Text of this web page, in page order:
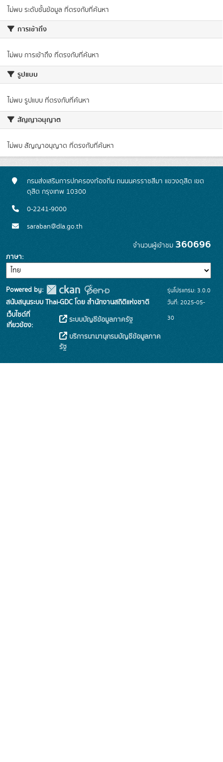
ไม่พบ ระดับชั้นข้อมูล ที่ตรงกับที่ค้นหา
การเข้าถึง
ไม่พบ การเข้าถึง ที่ตรงกับที่ค้นหา
รูปแบบ
ไม่พบ รูปแบบ ที่ตรงกับที่ค้นหา
สัญญาอนุญาต
ไม่พบ สัญญาอนุญาต ที่ตรงกับที่ค้นหา
กรมส่งเสริมการปกครองท้องถิ่น ถนนนครราชสีมา แขวงดุสิต เขต
ดุสิต กรุงเทพ 10300
0-2241-9000
saraban@dla.go.th
จำนวนผู้เข้าชม 360696
ภาษา
Powered by:
สนับสนุนระบบ Thai-GDC โดย สำนักงานสถิติแห่งชาติ
เว็บไซต์ที่
เกี่ยวข้อง:
ระบบบัญชีข้อมูลภาครัฐ
บริการนามานุกรมบัญชีข้อมูลภาค
รัฐ
รุ่นโปรแกรม: 3.0.0
วันที่: 2025-05-
30